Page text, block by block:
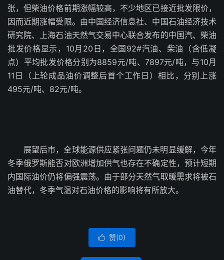
张，但柴油价格前期涨幅较高，不少地区已接近批发限价，
因而近期涨幅受限。由中国经济信息社、中国石油经济技术
研究院、上海石油天然气交易中心联合发布的中国汽、柴油
批发价格显示，10月20日，全国92#汽油、柴油（含低凝
点）平均批发价格分别为8859元/吨、7897元/吨，与10月
11日（上轮成品油价调整后首个工作日）相比，分别上涨
495元/吨、82元/吨。
展望后市，全球能源供应紧张问题仍未明显缓解，今年
冬季俄罗斯能否对欧洲增加供气也存在不确定性，预计短期
内国际油价仍将偏强震荡。由于部分天然气取暖需求将被石
油替代，冬季气温对石油价格的影响将有所放大。
 赞(0)